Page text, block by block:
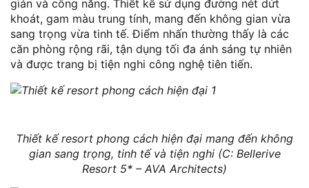
giản và công năng. Thiết kế sử dụng đường nét dứt
khoát, gam màu trung tính, mang đến không gian vừa
sang trọng vừa tinh tế. Điểm nhấn thường thấy là các
căn phòng rộng rãi, tận dụng tối đa ánh sáng tự nhiên
và được trang bị tiện nghi công nghệ tiên tiến.
Thiết kế resort phong cách hiện đại mang đến không
gian sang trọng, tinh tế và tiện nghi (C: Bellerive
Resort 5* – AVA Architects)